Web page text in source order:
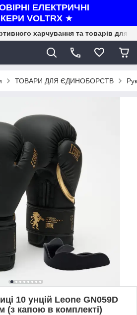
ЕЛЕКТРИЧНІ
VOLTRX ★
харчування та товарів для
ТОВАРИ ДЛЯ ЄДИНОБОРСТВ
10 унцій Leone GN059D
(з капою в комплекті)